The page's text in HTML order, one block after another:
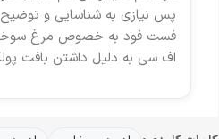
پس نیازی به شناسایی و توضیح
اف سی به دلیل داشتن بافت